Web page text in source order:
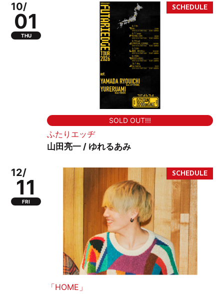
10/
01
THU
SOLD OUT!!!
ふたりエッヂ
山田亮一 / ゆれるあみ
12/
11
FRI
「HOME」